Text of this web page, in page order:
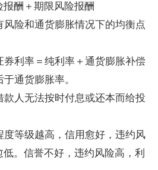
酬＋期限风险报酬
险和通货膨胀情况下的均衡点
利率＝纯利率＋通货膨胀补偿
通货膨胀率。
人无法按时付息或还本而给投
等级越高，信用愈好，违约风
。信誉不好，违约风险高，利